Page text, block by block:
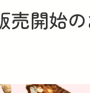
売開始